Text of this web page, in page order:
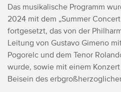
Das musikalische Programm
2024 mit dem „Summer
fortgesetzt, das von der
Leitung von Gustavo Gimeno
Pogorelc und dem Tenor
wurde, sowie mit einem
Beisein des